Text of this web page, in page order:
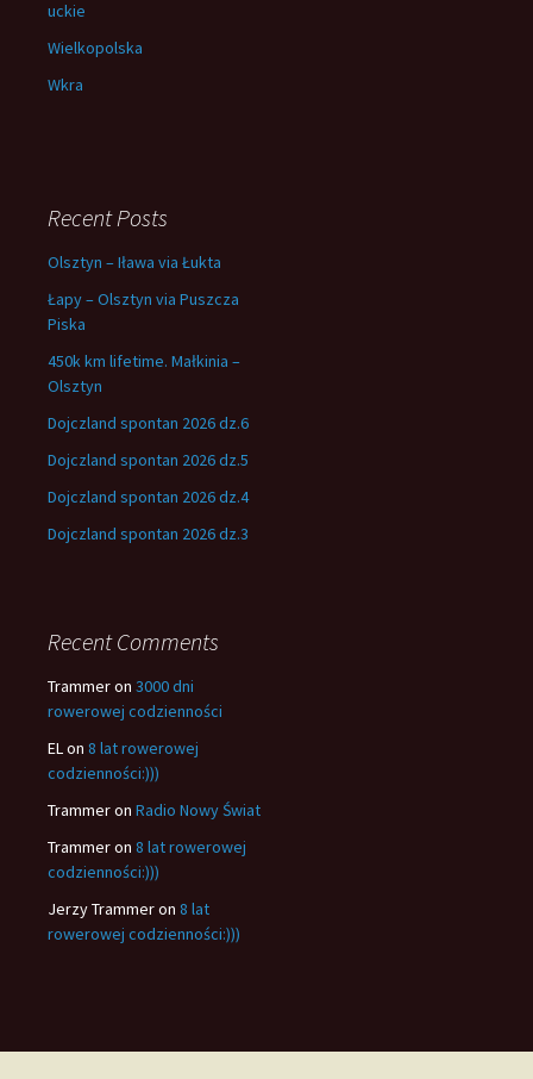
uckie
Wielkopolska
Wkra
Recent Posts
Olsztyn – Iława via Łukta
Łapy – Olsztyn via Puszcza
Piska
450k km lifetime. Małkinia –
Olsztyn
Dojczland spontan 2026 dz.6
Dojczland spontan 2026 dz.5
Dojczland spontan 2026 dz.4
Dojczland spontan 2026 dz.3
Recent Comments
Trammeron 3000 dni
rowerowej codzienności
ELon 8 lat rowerowej
codzienności:)))
Trammeron Radio Nowy Świat
Trammeron 8 lat rowerowej
codzienności:)))
Jerzy Trammeron 8 lat
rowerowej codzienności:)))